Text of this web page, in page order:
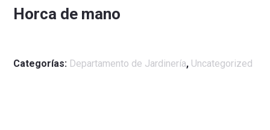
Horca de mano
Categorías: Departamento de Jardinería, Uncategorized